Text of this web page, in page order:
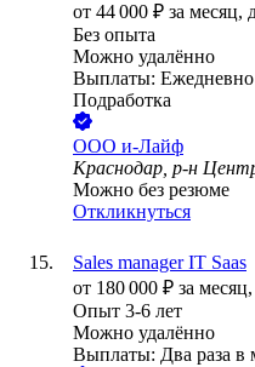
от 44 000 ₽ за месяц,
Без опыта
Можно удалённо
Выплаты: Ежедневно
Подработка
ООО и-Лайф
Краснодар, р-н
Можно без резюме
Откликнуться
Sales manager IT Saas
от 180 000 ₽ за месяц,
Опыт 3-6 лет
Можно удалённо
Выплаты: Два раза в